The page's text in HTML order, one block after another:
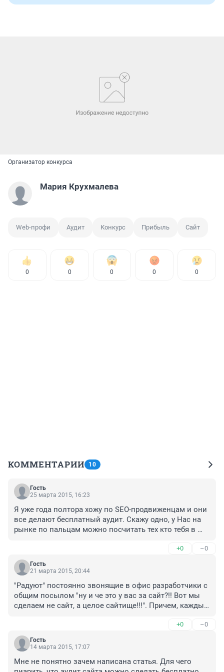
Организатор конкурса
Мария Крухмалева
Web-профи Аудит Конкурс Прибыль Сайт
0 0 0 0 0
КОММЕНТАРИИ 10
Гость
25 марта 2015, 16:23
Я уже года полтора хожу по SEO-продвиженцам и они
все делают бесплатный аудит. Скажу одно, у Нас на
рынке по пальцам можно посчитать тех кто тебя в
говорят. Научен горьким опытом. Так что лучше 100
раз всех проверте.
+0 –0
Гость
21 марта 2015, 20:44
"Радуют" постоянно звонящие в офис разработчики с
общим посылом "ну и че это у вас за сайт?!! Вот мы
сделаем не сайт, а целое сайтище!!!". Причем, каждый
сакрального знания каким должен быть сайт, не
забывайтесь.
+0 –0
Гость
14 марта 2015, 17:07
Мне не понятно зачем написана статья. Для чего